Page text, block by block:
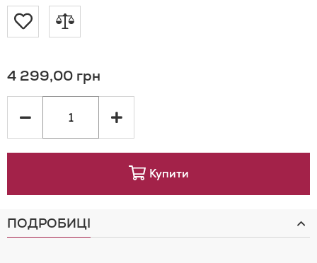
Додати
Списку
Бажань
Додати
порівняння
4 299,00 грн
Купити
ПОДРОБИЦІ